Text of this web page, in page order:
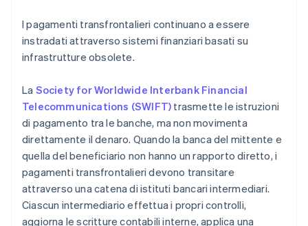
I pagamenti transfrontalieri continuano a essere
instradati attraverso sistemi finanziari basati su
infrastrutture obsolete.
La Society for Worldwide Interbank Financial
Telecommunications (SWIFT) trasmette le istruzioni
di pagamento tra le banche, ma non movimenta
direttamente il denaro. Quando la banca del mittente e
quella del beneficiario non hanno un rapporto diretto, i
pagamenti transfrontalieri devono transitare
attraverso una catena di istituti bancari intermediari.
Ciascun intermediario effettua i propri controlli,
aggiorna le scritture contabili interne, applica una